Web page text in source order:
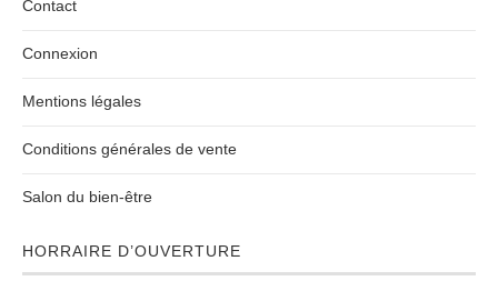
Contact
Connexion
Mentions légales
Conditions générales de vente
Salon du bien-être
HORRAIRE D’OUVERTURE